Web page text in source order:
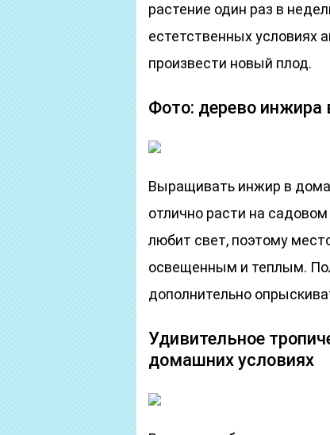
растение один раз в
естетственных условиях
произвести новый плод.
Фото: дерево инжира
Выращивать инжир в
отлично расти на
любит свет, поэтому
освещенным и теплым.
дополнительно
Удивительное
домашних условиях